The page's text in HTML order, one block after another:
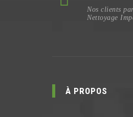
Nos clients
Nettoyage
À PROPOS